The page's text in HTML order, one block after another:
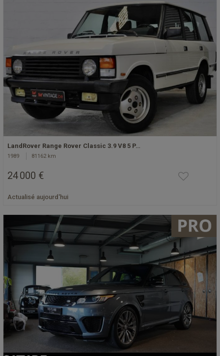
LandRover Range Rover Classic 3.9 V8 5 P…
1989 81162 km
24 000 €
Actualisé aujourd'hui